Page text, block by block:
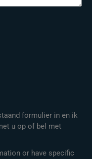
formulier in en ik
u op of bel met
or have specific